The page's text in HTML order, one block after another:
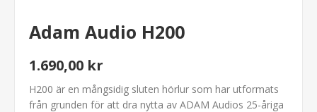
Adam Audio H200
1.690,00 kr
H200 är en mångsidig sluten hörlur som har utformats
från grunden för att dra nytta av ADAM Audios 25-åriga